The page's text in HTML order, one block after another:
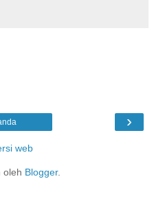
›
web
oleh Blogger.